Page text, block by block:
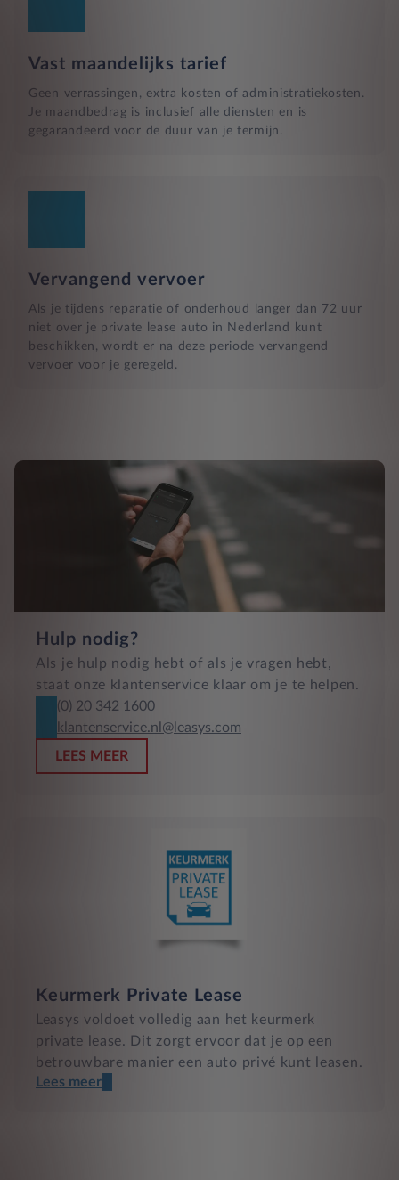
Vast maandelijks tarief
Geen verrassingen, extra kosten of administratiekosten.
Je maandbedrag is inclusief alle diensten en is
gegarandeerd voor de duur van je termijn.
Vervangend vervoer
Als je tijdens reparatie of onderhoud langer dan 72 uur
niet over je private lease auto in Nederland kunt
beschikken, wordt er na deze periode vervangend
vervoer voor je geregeld.
Hulp nodig?
Als je hulp nodig hebt of als je vragen hebt,
staat onze klantenservice klaar om je te helpen.
(0) 20 342 1600
klantenservice.nl@leasys.com
LEES MEER
Keurmerk Private Lease
Leasys voldoet volledig aan het keurmerk
private lease. Dit zorgt ervoor dat je op een
betrouwbare manier een auto privé kunt leasen.
Lees meer